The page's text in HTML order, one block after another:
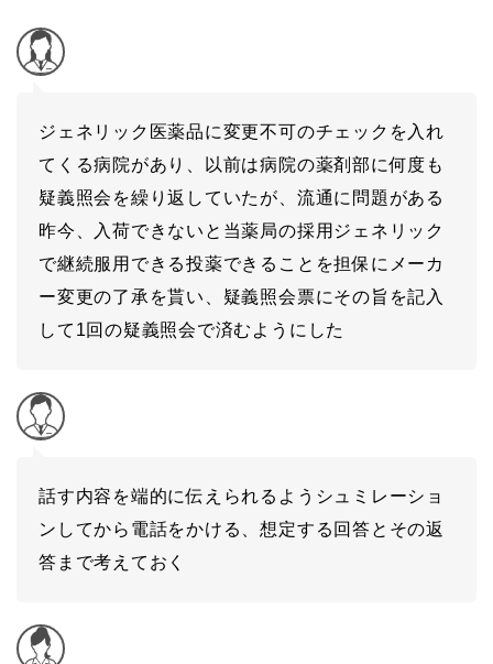
ジェネリック医薬品に変更不可のチェックを入れ
てくる病院があり、以前は病院の薬剤部に何度も
疑義照会を繰り返していたが、流通に問題がある
昨今、入荷できないと当薬局の採用ジェネリック
で継続服用できる投薬できることを担保にメーカ
ー変更の了承を貰い、疑義照会票にその旨を記入
して1回の疑義照会で済むようにした
話す内容を端的に伝えられるようシュミレーショ
ンしてから電話をかける、想定する回答とその返
答まで考えておく